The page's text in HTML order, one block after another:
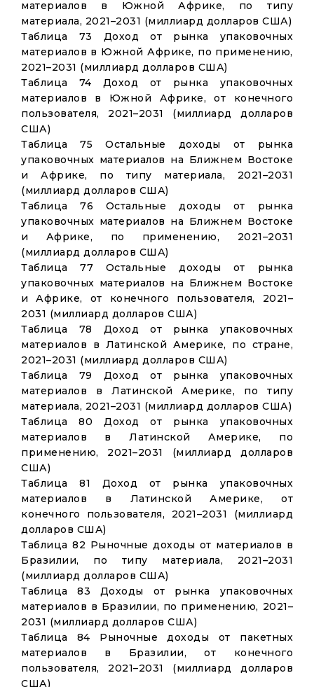
материалов в Южной Африке, по типу
материала, 2021–2031 (миллиард долларов США)
Таблица 73 Доход от рынка упаковочных
материалов в Южной Африке, по применению,
2021–2031 (миллиард долларов США)
Таблица 74 Доход от рынка упаковочных
материалов в Южной Африке, от конечного
пользователя, 2021–2031 (миллиард долларов
США)
Таблица 75 Остальные доходы от рынка
упаковочных материалов на Ближнем Востоке
и Африке, по типу материала, 2021–2031
(миллиард долларов США)
Таблица 76 Остальные доходы от рынка
упаковочных материалов на Ближнем Востоке
и Африке, по применению, 2021–2031
(миллиард долларов США)
Таблица 77 Остальные доходы от рынка
упаковочных материалов на Ближнем Востоке
и Африке, от конечного пользователя, 2021–
2031 (миллиард долларов США)
Таблица 78 Доход от рынка упаковочных
материалов в Латинской Америке, по стране,
2021–2031 (миллиард долларов США)
Таблица 79 Доход от рынка упаковочных
материалов в Латинской Америке, по типу
материала, 2021–2031 (миллиард долларов США)
Таблица 80 Доход от рынка упаковочных
материалов в Латинской Америке, по
применению, 2021–2031 (миллиард долларов
США)
Таблица 81 Доход от рынка упаковочных
материалов в Латинской Америке, от
конечного пользователя, 2021–2031 (миллиард
долларов США)
Таблица 82 Рыночные доходы от материалов в
Бразилии, по типу материала, 2021–2031
(миллиард долларов США)
Таблица 83 Доходы от рынка упаковочных
материалов в Бразилии, по применению, 2021–
2031 (миллиард долларов США)
Таблица 84 Рыночные доходы от пакетных
материалов в Бразилии, от конечного
пользователя, 2021–2031 (миллиард долларов
США)